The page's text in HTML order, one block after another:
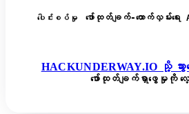
ပေါင်းစပ်မှု
ဖော်ထုတ်ချက်-ထောက်လှမ်းရ
HACKUNDERWAY.IO သို့ သွာ
ဖော်ထုတ်ချက်ရှာဖွေမှုကို လေ့